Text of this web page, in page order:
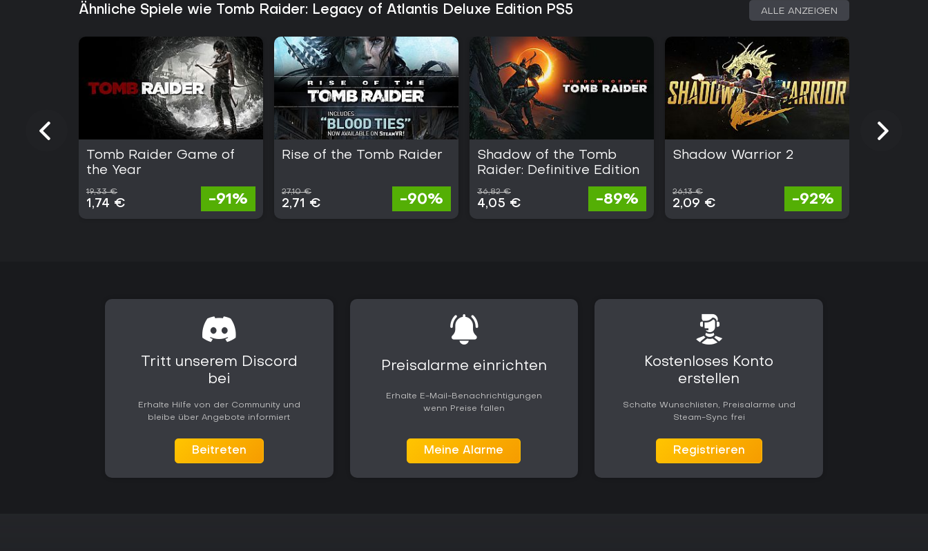
Ähnliche Spiele wie Tomb Raider: Legacy of Atlantis Deluxe Edition PS5 ALLE ANZEIGEN
Tomb Raider Game of
the Year
19,33 €
1,74 € -91%
Rise of the Tomb Raider
27,10 €
2,71 € -90%
Shadow of the Tomb
Raider: Definitive Edition
36,82 €
4,05 € -89%
Shadow Warrior 2
26,13 €
2,09 € -92%
Tritt unserem Discord
bei
Erhalte Hilfe von der Community und
bleibe über Angebote informiert
Beitreten
Preisalarme einrichten
Erhalte E-Mail-Benachrichtigungen
wenn Preise fallen
Meine Alarme
Kostenloses Konto
erstellen
Schalte Wunschlisten, Preisalarme und
Steam-Sync frei
Registrieren